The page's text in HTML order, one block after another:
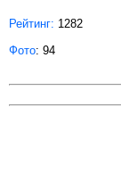
Рейтинг: 1282
Фото: 94